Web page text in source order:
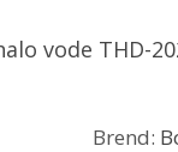
vode THD-
Brend: